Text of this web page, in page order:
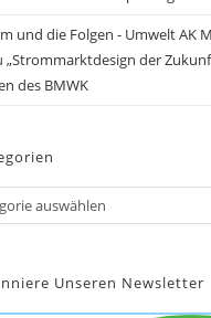
und die Folgen - Umwelt AK
„Strommarktdesign der
des BMWK
auswählen
Unseren Newsletter